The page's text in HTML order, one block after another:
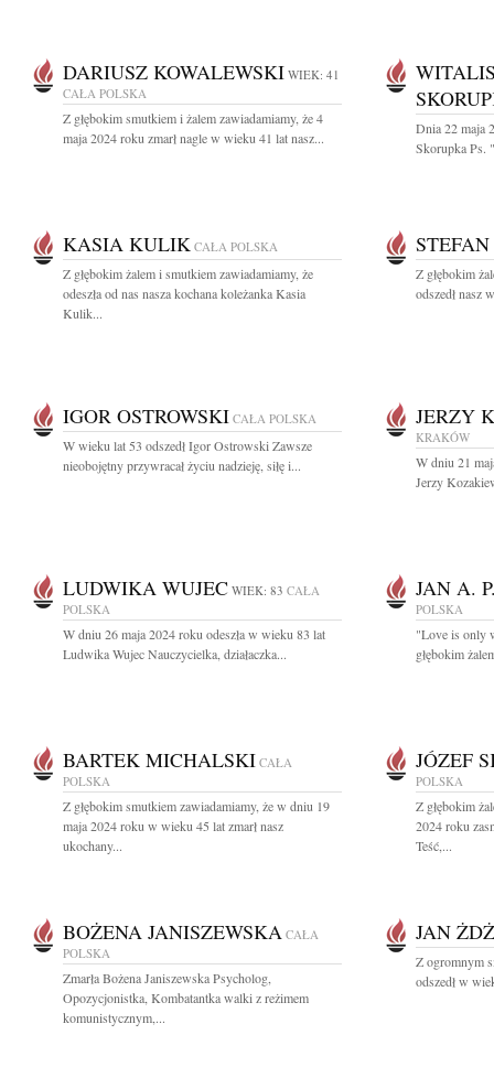
DARIUSZ KOWALEWSKI WIEK: 41
CAŁA POLSKA
Z głębokim smutkiem i żalem zawiadamiamy, że 4
maja 2024 roku zmarł nagle w wieku 41 lat nasz...
Dnia 22 maja
Skorupka Ps.
KASIA KULIK CAŁA POLSKA
Z głębokim żalem i smutkiem zawiadamiamy, że
odeszła od nas nasza kochana koleżanka Kasia
Kulik...
Z głębokim
odszedł nasz
IGOR OSTROWSKI CAŁA POLSKA
W wieku lat 53 odszedł Igor Ostrowski Zawsze
nieobojętny przywracał życiu nadzieję, siłę i...
JERZY
KRAKÓW
W dniu 21
Jerzy
LUDWIKA WUJEC WIEK: 83 CAŁA
POLSKA
W dniu 26 maja 2024 roku odeszła w wieku 83 lat
Ludwika Wujec Nauczycielka, działaczka...
JAN A.
POLSKA
"Love is only
głębokim
BARTEK MICHALSKI CAŁA
POLSKA
Z głębokim smutkiem zawiadamiamy, że w dniu 19
maja 2024 roku w wieku 45 lat zmarł nasz
ukochany...
JÓZEF
POLSKA
Z głębokim
2024 roku
Teść,...
BOŻENA JANISZEWSKA CAŁA
POLSKA
Zmarła Bożena Janiszewska Psycholog,
Opozycjonistka, Kombatantka walki z reżimem
komunistycznym,...
JAN
Z ogromnym
odszedł w